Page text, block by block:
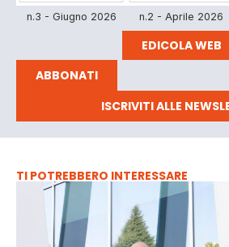
n.3 - Giugno 2026 n.2 - Aprile 2026
EDICOLA WEB
ABBONATI
ISCRIVITI ALLE
TI POTREBBERO INTERESSARE